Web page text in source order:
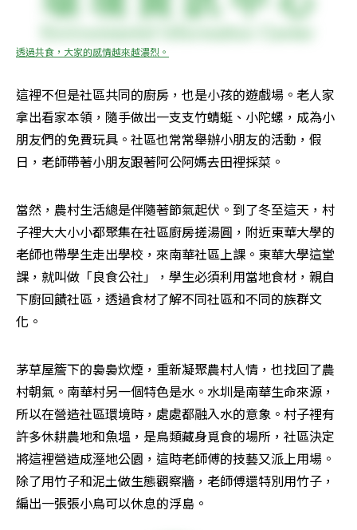
透過共食，大家的感情越來越濃烈。
這裡不但是社區共同的廚房，也是小孩的遊戲場。老人家
拿出看家本領，隨手做出一支支竹蜻蜓、小陀螺，成為小
朋友們的免費玩具。社區也常常舉辦小朋友的活動，假
日，老師帶著小朋友跟著阿公阿媽去田裡採菜。
當然，農村生活總是伴隨著節氣起伏。到了冬至這天，村
子裡大大小小都聚集在社區廚房搓湯圓，附近東華大學的
老師也帶學生走出學校，來南華社區上課。東華大學這堂
課，就叫做「良食公社」，學生必須利用當地食材，親自
下廚回饋社區，透過食材了解不同社區和不同的族群文
化。
茅草屋簷下的裊裊炊煙，重新凝聚農村人情，也找回了農
村朝氣。南華村另一個特色是水。水圳是南華生命來源，
所以在營造社區環境時，處處都融入水的意象。村子裡有
許多休耕農地和魚塭，是鳥類藏身覓食的場所，社區決定
將這裡營造成溼地公園，這時老師傅的技藝又派上用場。
除了用竹子和泥土做生態觀察牆，老師傅還特別用竹子，
編出一張張小鳥可以休息的浮島。